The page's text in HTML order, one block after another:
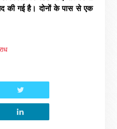
की गई है। दोनों के पास से एक